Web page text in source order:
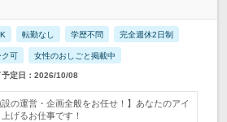
転勤なし 学歴不問 完全週休2日制
ク可 女性のおしごと掲載中
予定日：2026/10/08
設の運営・企画全般をお任せ！】あなたのアイ
げるお仕事です！